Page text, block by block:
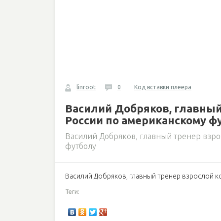
linroot 0 Код вставки плеера
Василий Добряков,
России по американскому
Василий Добряков, главный тренер
футболу
Василий Добряков, главный тренер взрослой
Теги: